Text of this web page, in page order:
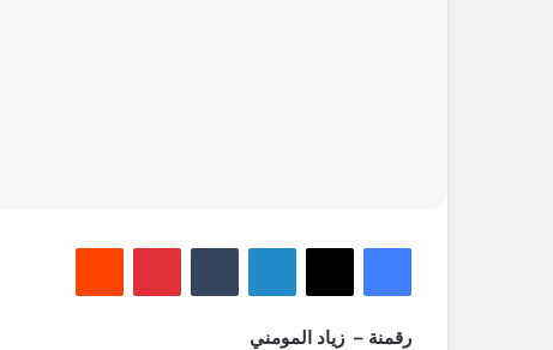
فيسبوك لينكدإن بينتيريست
رقمنة – زياد المومني